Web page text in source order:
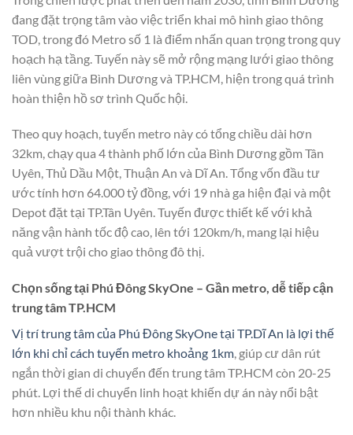
đang đặt trọng tâm vào việc triển khai mô hình giao thông
TOD, trong đó Metro số 1 là điểm nhấn quan trọng trong quy
hoạch hạ tầng. Tuyến này sẽ mở rộng mạng lưới giao thông
liên vùng giữa Bình Dương và TP.HCM, hiện trong quá trình
hoàn thiện hồ sơ trình Quốc hội.
Theo quy hoạch, tuyến metro này có tổng chiều dài hơn
32km, chạy qua 4 thành phố lớn của Bình Dương gồm Tân
Uyên, Thủ Dầu Một, Thuận An và Dĩ An. Tổng vốn đầu tư
ước tính hơn 64.000 tỷ đồng, với 19 nhà ga hiện đại và một
Depot đặt tại TP.Tân Uyên. Tuyến được thiết kế với khả
năng vận hành tốc độ cao, lên tới 120km/h, mang lại hiệu
quả vượt trội cho giao thông đô thị.
Chọn sống tại Phú Đông SkyOne – Gần metro, dễ tiếp cận
trung tâm TP.HCM
Vị trí trung tâm của Phú Đông SkyOne tại TP.Dĩ An là lợi thế
lớn khi chỉ cách tuyến metro khoảng 1km, giúp cư dân rút
ngắn thời gian di chuyển đến trung tâm TP.HCM còn 20-25
phút. Lợi thế di chuyển linh hoạt khiến dự án này nổi bật
hơn nhiều khu nội thành khác.